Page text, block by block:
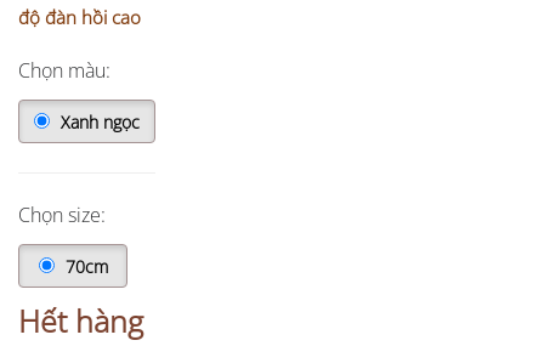
độ đàn hồi cao
Chọn màu:
Xanh ngọc
Chọn size:
70cm
Hết hàng